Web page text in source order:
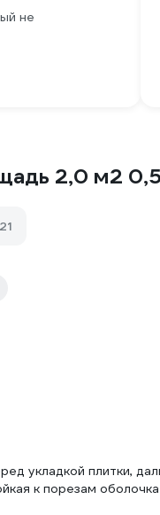
не
2,0 м2
21
укладкой плитки,
к порезам